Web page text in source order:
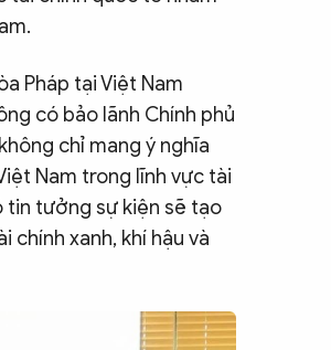
Pháp tại Việt Nam
có bảo lãnh Chính phủ
chỉ mang ý nghĩa
Nam trong lĩnh vực tài
tin tưởng sự kiện sẽ tạo
xanh, khí hậu và